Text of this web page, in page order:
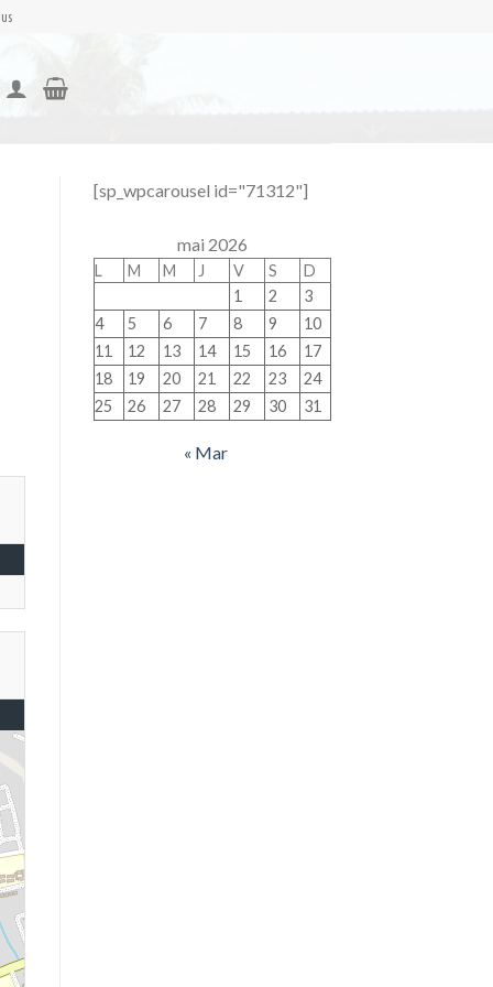
[sp_wpcarousel id="71312"]
mai 2026
L M M J V S
D
1
2
3
4
5 6 7 8 9
10
11
12 13 14 15 16
17
18
19 20 21 22 23
24
25
26 27 28 29 30 31
« Mar